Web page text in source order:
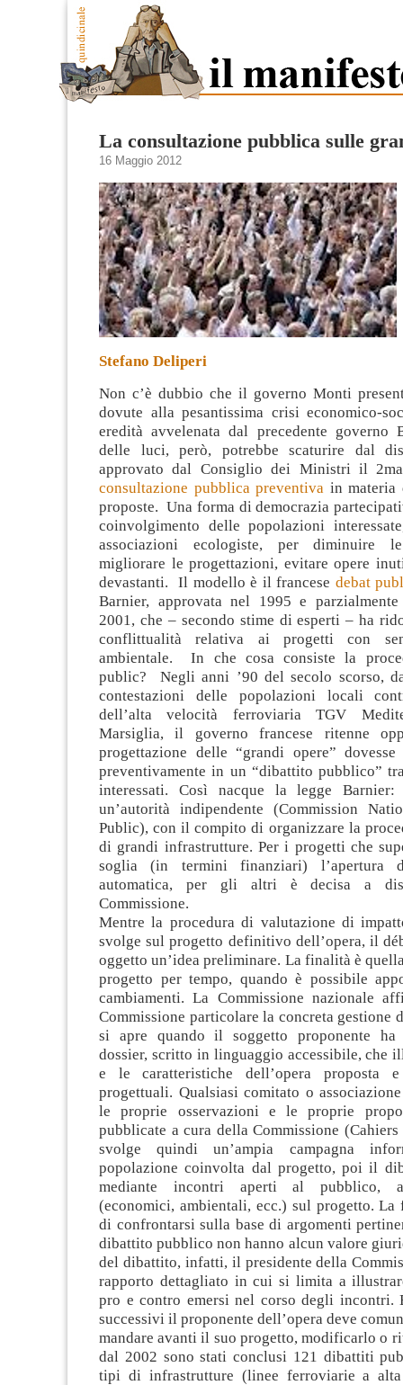
La consultazione pubblica sulle
16 Maggio 2012
Stefano Deliperi
Non c’è dubbio che il governo Monti
dovute alla pesantissima crisi economico-
eredità avvelenata dal precedente governo
delle luci, però, potrebbe scaturire dal
approvato dal Consiglio dei Ministri il 2
consultazione pubblica preventiva in materia
proposte. Una forma di democrazia
coinvolgimento delle popolazioni
associazioni ecologiste, per diminuire
migliorare le progettazioni, evitare opere
devastanti. Il modello è il francese debat
Barnier, approvata nel 1995 e
2001, che – secondo stime di esperti – ha
conflittualità relativa ai progetti con
ambientale. In che cosa consiste la
public? Negli anni ’90 del secolo scorso,
contestazioni delle popolazioni locali
dell’alta velocità ferroviaria TGV
Marsiglia, il governo francese ritenne
progettazione delle “grandi opere” dovesse
preventivamente in un “dibattito pubblico”
interessati. Così nacque la legge
un’autorità indipendente (Commission
Public), con il compito di organizzare la
di grandi infrastrutture. Per i progetti che
soglia (in termini finanziari) l’apertura
automatica, per gli altri è decisa a
Commissione.
Mentre la procedura di valutazione di
svolge sul progetto definitivo dell’opera, il
oggetto un’idea preliminare. La finalità è
progetto per tempo, quando è possibile
cambiamenti. La Commissione nazionale
Commissione particolare la concreta gestione
si apre quando il soggetto proponente ha
dossier, scritto in linguaggio accessibile, che
e le caratteristiche dell’opera proposta
progettuali. Qualsiasi comitato o
le proprie osservazioni e le proprie
pubblicate a cura della Commissione
svolge quindi un’ampia campagna
popolazione coinvolta dal progetto, poi il
mediante incontri aperti al pubblico,
(economici, ambientali, ecc.) sul progetto.
di confrontarsi sulla base di argomenti
dibattito pubblico non hanno alcun valore
del dibattito, infatti, il presidente della
rapporto dettagliato in cui si limita a
pro e contro emersi nel corso degli incontri.
successivi il proponente dell’opera deve
mandare avanti il suo progetto, modificarlo o
dal 2002 sono stati conclusi 121 dibattiti
tipi di infrastrutture (linee ferroviarie a